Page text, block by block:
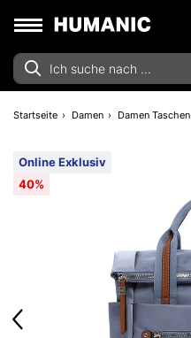
Startseite Damen Damen Taschen
Online Exklusiv
40%